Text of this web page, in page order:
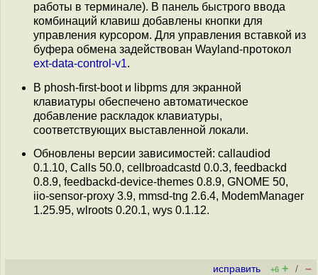
работы в терминале). В панель быстрого ввода
комбинаций клавиш добавлены кнопки для
управления курсором. Для управления вставкой из
буфера обмена задействован Wayland-протокол
ext-data-control-v1.
В phosh-first-boot и libpms для экранной
клавиатуры обеспечено автоматическое
добавление раскладок клавиатуры,
соответствующих выставленной локали.
Обновлены версии зависимостей: callaudiod
0.1.10, Calls 50.0, cellbroadcastd 0.0.3, feedbackd
0.8.9, feedbackd-device-themes 0.8.9, GNOME 50,
iio-sensor-proxy 3.9, mmsd-tng 2.6.4, ModemManager
1.25.95, wlroots 0.20.1, wys 0.1.12.
исправить +6 + / –